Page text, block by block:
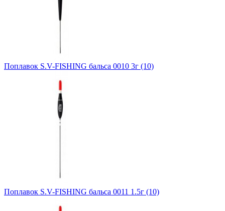
Поплавок S.V-FISHING бальса 0010 3г (10)
Поплавок S.V-FISHING бальса 0011 1.5г (10)